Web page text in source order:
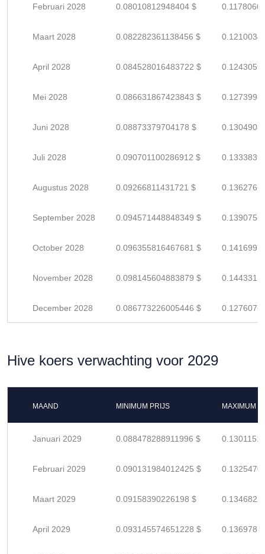
Februari 2028 0.08010812948404 $
Maart 2028 0.082282361138456 $
April 2028 0.084528016483722 $
Mei 2028 0.086631867423843 $
Juni 2028 0.08873379704178 $
Juli 2028 0.090701100286912 $
Augustus 2028 0.09266811431721 $
September 2028 0.094571448848349 $
October 2028 0.096355816467681 $
November 2028 0.098145604883879 $
December 2028 0.086773226005446 $
Hive koers verwachting voor 2029
MAAND MINIMUM PRIJS MAXIMUM
Januari 2029 0.088478288911996 $
Februari 2029 0.090131984012425 $
Maart 2029 0.09158390226198 $
April 2029 0.093145574651228 $